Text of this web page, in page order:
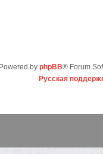
Powered by phpBB® Forum
Русская